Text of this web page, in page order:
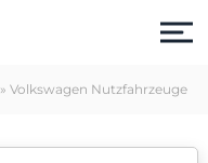
»Volkswagen Nutzfahrzeuge